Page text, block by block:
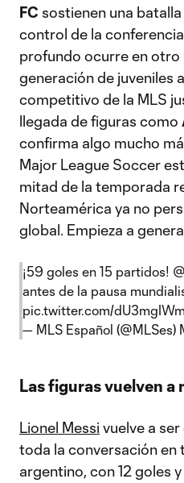
FC sostienen una
control de la
profundo ocurre en otro
generación de juveniles
competitivo de la MLS
llegada de figuras como
confirma algo mucho
Major League Soccer
mitad de la temporada
Norteamérica ya no
global. Empieza a
¡59 goles en 15 partidos!
antes de la pausa
pic.twitter.com/
— MLS Español (@MLSes)
Las figuras vuelven a
Lionel Messi vuelve a
toda la conversación en
argentino, con 12 goles